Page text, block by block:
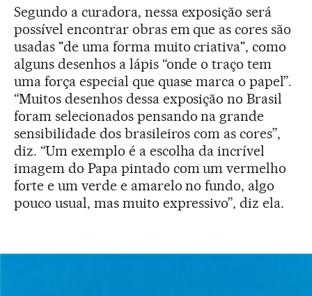
Segundo a curadora, nessa exposição será
possível encontrar obras em que as cores são
usadas "de uma forma muito criativa", como
alguns desenhos a lápis “onde o traço tem
uma força especial que quase marca o papel”.
“Muitos desenhos dessa exposição no Brasil
foram selecionados pensando na grande
sensibilidade dos brasileiros com as cores”,
diz. “Um exemplo é a escolha da incrível
imagem do Papa pintado com um vermelho
forte e um verde e amarelo no fundo, algo
pouco usual, mas muito expressivo”, diz ela.